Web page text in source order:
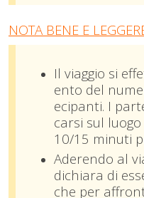
NOTA BENE E
Il viaggio si
ento del
ecipanti. I
carsi sul
10/15 minuti
Aderendo al
dichiara di
che per